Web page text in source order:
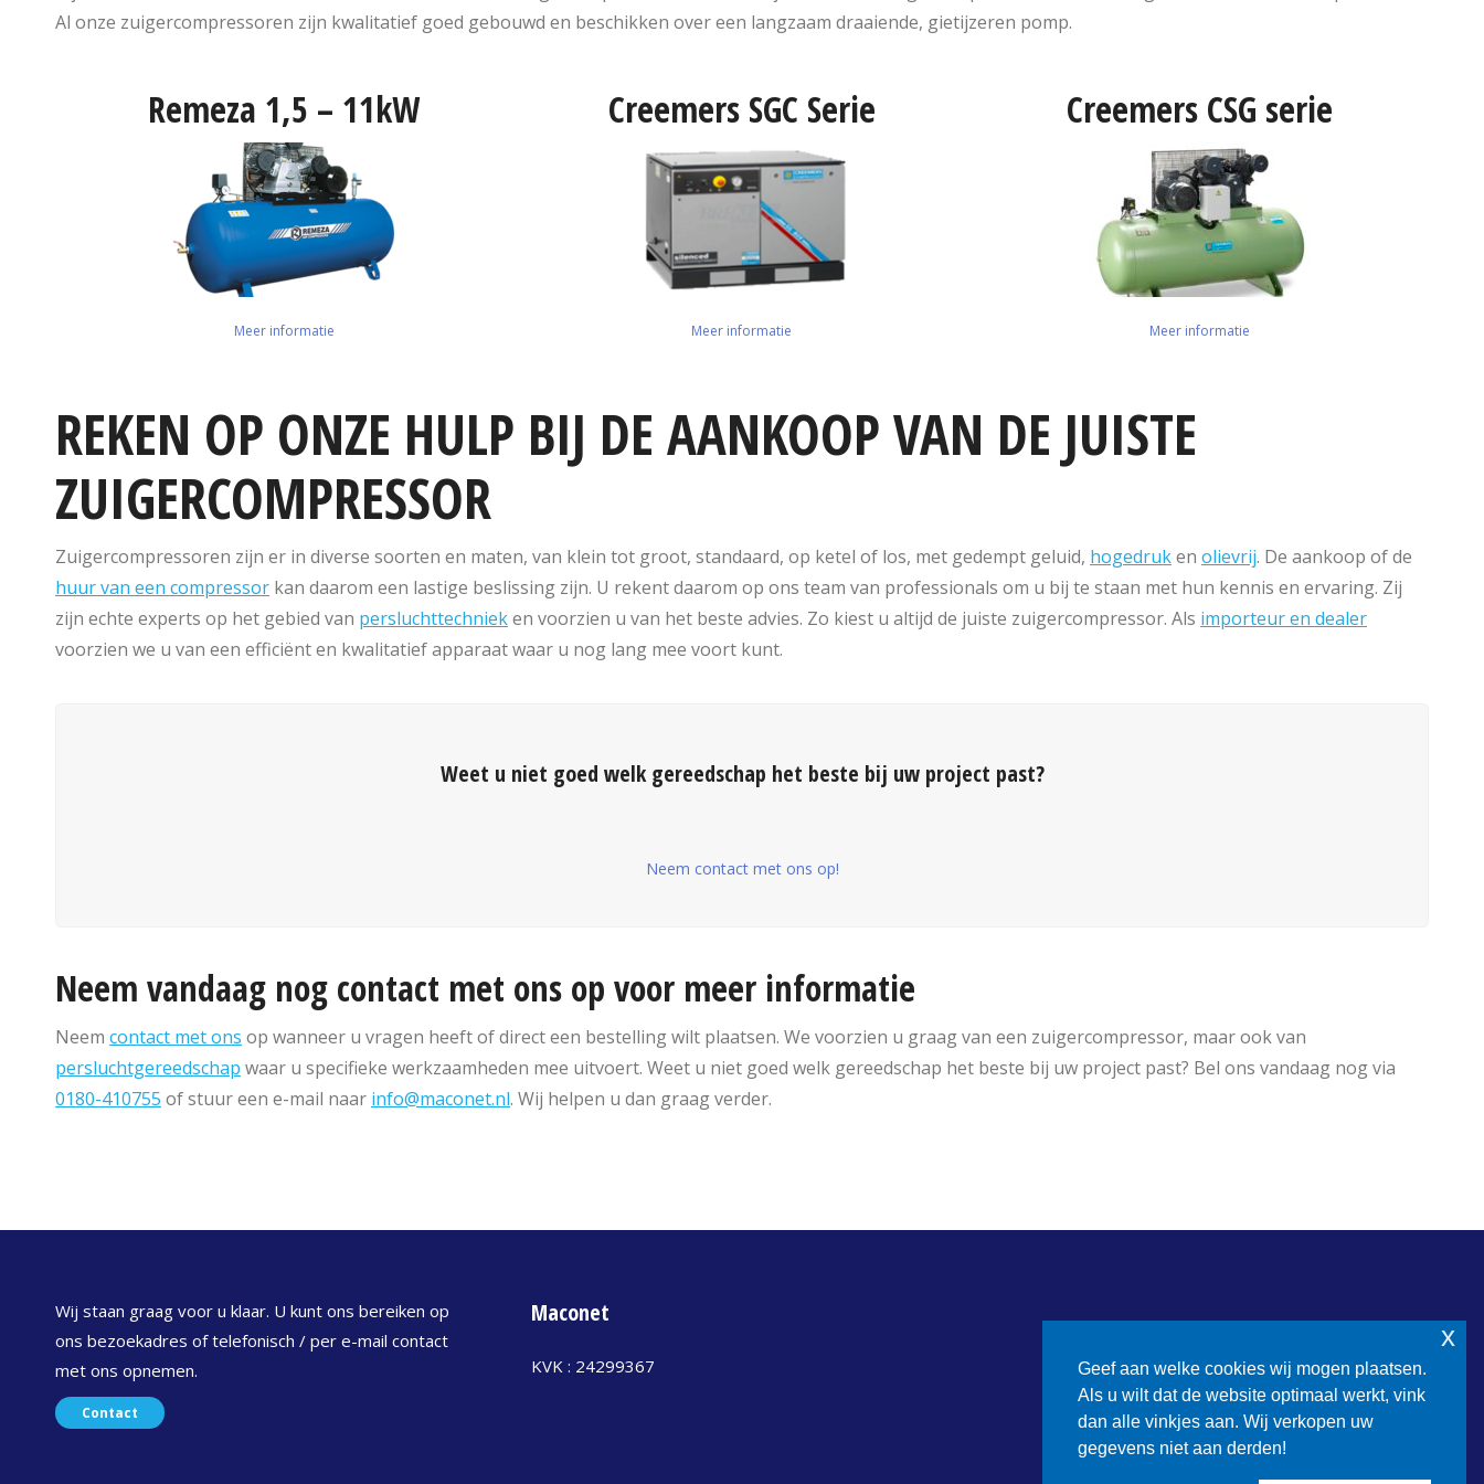
Al onze zuigercompressoren zijn kwalitatief goed gebouwd en beschikken over een langzaam draaiende, gietijzeren pomp.
Remeza 1,5 – 11kW
Meer informatie
Creemers SGC Serie
Meer informatie
Creemers CSG serie
Meer informatie
REKEN OP ONZE HULP BIJ DE AANKOOP VAN DE JUISTE
ZUIGERCOMPRESSOR
Zuigercompressoren zijn er in diverse soorten en maten, van klein tot groot, standaard, op ketel of los, met gedempt geluid, hogedruken olievrij. De aankoop of de
huur van een compressor kan daarom een lastige beslissing zijn. U rekent daarom op ons team van professionals om u bij te staan met hun kennis en ervaring. Zij
zijn echte experts op het gebied van persluchttechnieken voorzien u van het beste advies. Zo kiest u altijd de juiste zuigercompressor. Als importeur en dealer
voorzien we u van een efficiënt en kwalitatief apparaat waar u nog lang mee voort kunt.
Weet u niet goed welk gereedschap het beste bij uw project past?
Neem contact met ons op!
Neem vandaag nog contact met ons op voor meer informatie
Neem contact met ons op wanneer u vragen heeft of direct een bestelling wilt plaatsen. We voorzien u graag van een zuigercompressor, maar ook van
persluchtgereedschap waar u specifieke werkzaamheden mee uitvoert. Weet u niet goed welk gereedschap het beste bij uw project past? Bel ons vandaag nog via
0180-410755 of stuur een e-mail naar info@maconet.nl. Wij helpen u dan graag verder.
Wij staan graag voor u klaar. U kunt ons bereiken op
ons bezoekadres of telefonisch / per e-mail contact
met ons opnemen.
Contact
Maconet
KVK : 24299367
Geef aan welke cookies wij mogen plaatsen.
Als u wilt dat de website optimaal werkt, vink
dan alle vinkjes aan. Wij verkopen uw
gegevens niet aan derden!
x